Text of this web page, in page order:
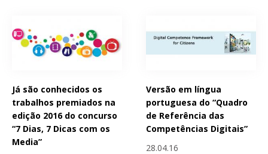
Já são conhecidos os
trabalhos premiados na
edição 2016 do concurso
“7 Dias, 7 Dicas com os
Media”
Versão em língua
portuguesa do “Quadro
de Referência das
Competências Digitais”
28.04.16
Páginas